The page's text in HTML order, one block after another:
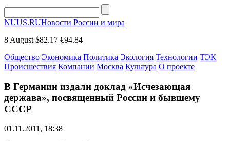
NUUS.RUНовости России и мира
8 August $82.17 €94.84
Общество Экономика Политика Экология Технологии ТЭК
Происшествия Компании Москва Культура О проекте
В Германии издали доклад «Исчезающая
держава», посвященный России и бывшему
СССР
01.11.2011, 18:38